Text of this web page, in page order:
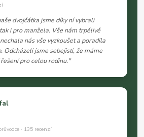
dvojčátka jsme díky ní vybrali
i pro manžela. Vše nám trpělivě
nás vše vyzkoušet a poradila
Odcházeli jsme sebejistí, že máme
pro celou rodinu."
· 135 recenzí